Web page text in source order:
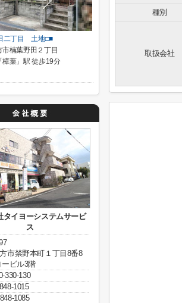
種別
取扱会社
二丁目 土地□■
市楠葉野田２丁目
樟葉」駅 徒歩19分
タイヨーシステムサービ
ス
市禁野本町１丁目8番8
ビル3階
330-130
1015
1085